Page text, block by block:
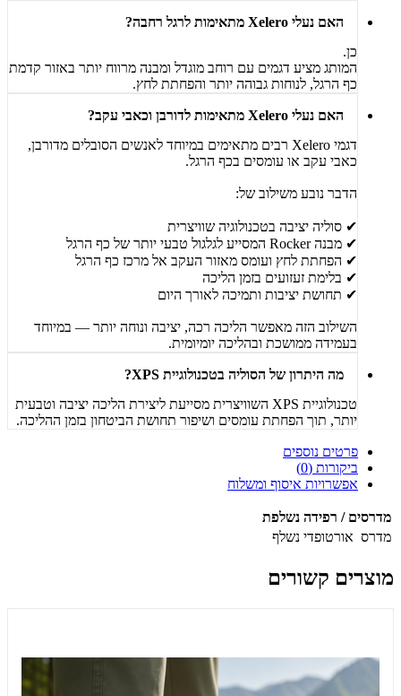
האם נעלי Xelero מתאימות לרגל רחבה?
כן.
המותג מציע דגמים עם רוחב מוגדל ומבנה מרווח יותר באזור קדמת
כף הרגל, לנוחות גבוהה יותר והפחתת לחץ.
האם נעלי Xelero מתאימות לדורבן וכאבי עקב?
דגמי Xelero רבים מתאימים במיוחד לאנשים הסובלים מדורבן,
כאבי עקב או עומסים בכף הרגל.
הדבר נובע משילוב של:
✔ סוליה יציבה בטכנולוגיה שוויצרית
✔ מבנה Rocker המסייע לגלגול טבעי יותר של כף הרגל
✔ הפחתת לחץ ועומס מאזור העקב אל מרכז כף הרגל
✔ בלימת זעזועים בזמן הליכה
✔ תחושת יציבות ותמיכה לאורך היום
השילוב הזה מאפשר הליכה רכה, יציבה ונוחה יותר — במיוחד
בעמידה ממושכת ובהליכה יומיומית.
מה היתרון של הסוליה בטכנולוגיית XPS?
טכנולוגיית XPS השוויצרית מסייעת ליצירת הליכה יציבה וטבעית
יותר, תוך הפחתת עומסים ושיפור תחושת הביטחון בזמן ההליכה.
פרטים נוספים
ביקורות (0)
אפשרויות איסוף ומשלוח
מדרסים / רפידה נשלפת
מדרס אורטופדי נשלף
מוצרים קשורים